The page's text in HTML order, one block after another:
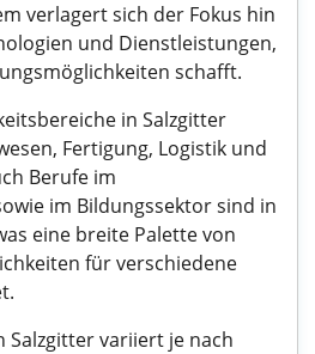
verlagert sich der Fokus hin
und Dienstleistungen,
schafft.
in Salzgitter
Fertigung, Logistik und
Berufe im
im Bildungssektor sind in
eine breite Palette von
für verschiedene
Salzgitter variiert je nach